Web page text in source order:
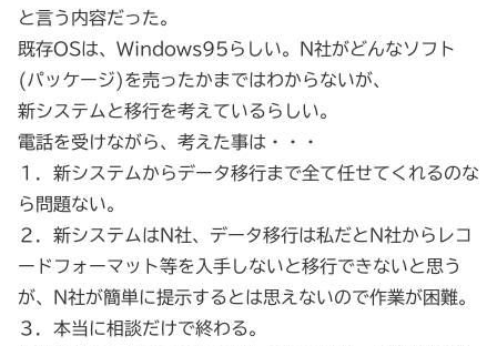
と言う内容だった。
既存OSは、Windows95らしい。N社がどんなソフト
(パッケージ)を売ったかまではわからないが、
新システムと移行を考えているらしい。
電話を受けながら、考えた事は・・・
１．新システムからデータ移行まで全て任せてくれるのな
ら問題ない。
２．新システムはN社、データ移行は私だとN社からレコ
ードフォーマット等を入手しないと移行できないと思う
が、N社が簡単に提示するとは思えないので作業が困難。
３．本当に相談だけで終わる。